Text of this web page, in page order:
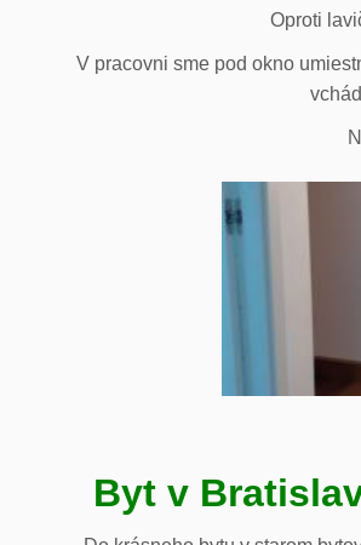
Oproti
V pracovni sme pod okno
Byt v